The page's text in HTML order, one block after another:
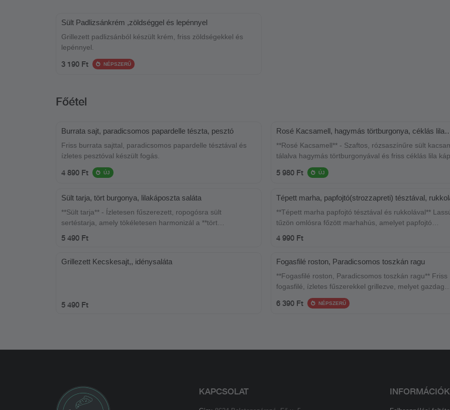
Sült Padlizsánkrém ,zöldséggel és lepénnyel
Grillezett padlizsánból készült krém, friss zöldségekkel és
lepénnyel.
3 190 Ft NÉPSZERŰ
Főétel
Burrata sajt, paradicsomos papardelle tészta, pesztó
Friss burrata sajttal, paradicsomos papardelle tésztával és
ízletes pesztóval készült fogás.
4 890 Ft ÚJ
Rosé Kacsamell, hagymás törtburgonya, céklás lila
**Rosé Kacsamell** - Szaftos, rózsaszínűre sült
tálalva hagymás törtburgonyával és friss céklás lila
salátával. Az ízek harmóniája és a tál színei egyedi
nyújtanak.
5 980 Ft ÚJ
Sült tarja, tört burgonya, lilakáposzta saláta
**Sült tarja** - Ízletesen fűszerezett, ropogósra sült
sertéstarja, amely tökéletesen harmonizál a **tört
kiadós étkezéshez!
5 490 Ft
Tépett marha, papfojtó(strozzapreti) tésztával,
**Tépett marha papfojtó tésztával és rukkolával** Lassú
tűzön omlósra főzött marhahús, amelyet papfojtó
garantáltan elvarázsol.
4 990 Ft
Grillezett Kecskesajt,, idénysaláta
5 490 Ft
Fogasfilé roston, Paradicsomos toszkán ragu
**Fogasfilé roston, Paradicsomos toszkán ragu** Friss
fogasfilé, ízletes fűszerekkel grillezve, melyet gazdag
paradicsomos toszkán ragu kísér. Az étel harmonikus
ízvilága tökéletes választás a tenger gyümölcseinek
6 390 Ft NÉPSZERŰ
KAPCSOLAT INFORMÁCIÓK